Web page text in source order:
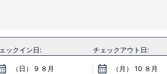
し上がりいただけます (有料)。
ックイン日:
（日） 9 ８月
チェックアウト日:
（月） 10 ８月